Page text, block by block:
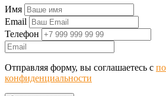
Имя
Email
Телефон
Отправляя форму, вы соглашаетесь с
конфиденциальности